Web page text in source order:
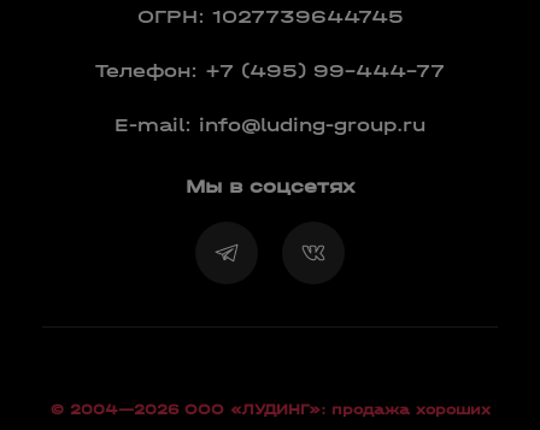
ОГРН: 1027739644745
Телефон: +7 (495) 99-444-77
E-mail: info@luding-group.ru
Мы в соцсетях
© 2004—2026 OOO «ЛУДИНГ»: продажа хороших